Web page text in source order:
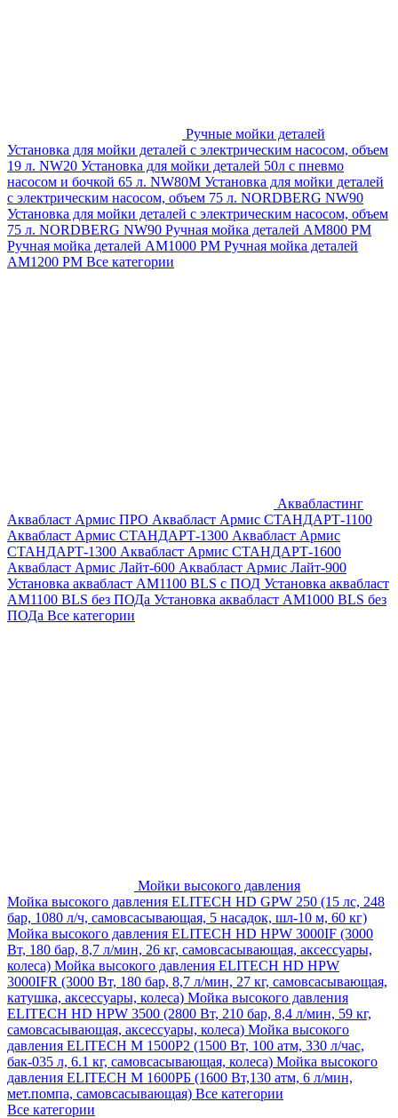
Ручные мойки деталей
Установка для мойки деталей с электрическим насосом, объем
19 л. NW20 Установка для мойки деталей 50л с пневмо
насосом и бочкой 65 л. NW80M Установка для мойки деталей
с электрическим насосом, объем 75 л. NORDBERG NW90
Установка для мойки деталей с электрическим насосом, объем
75 л. NORDBERG NW90 Ручная мойка деталей АМ800 РМ
Ручная мойка деталей АМ1000 РМ Ручная мойка деталей
АМ1200 РМ Все категории
Аквабластинг
Аквабласт Армис ПРО Аквабласт Армис СТАНДАРТ-1100
Аквабласт Армис СТАНДАРТ-1300 Аквабласт Армис
СТАНДАРТ-1300 Аквабласт Армис СТАНДАРТ-1600
Аквабласт Армис Лайт-600 Аквабласт Армис Лайт-900
Установка аквабласт AM1100 BLS с ПОД Установка аквабласт
AM1100 BLS без ПОДа Установка аквабласт AM1000 BLS без
ПОДа Все категории
Мойки высокого давления
Мойка высокого давления ELITECH HD GPW 250 (15 лс, 248
бар, 1080 л/ч, самовсасывающая, 5 насадок, шл-10 м, 60 кг)
Мойка высокого давления ELITECH HD HPW 3000IF (3000
Вт, 180 бар, 8,7 л/мин, 26 кг, самовсасывающая, аксессуары,
колеса) Мойка высокого давления ELITECH HD HPW
3000IFR (3000 Вт, 180 бар, 8,7 л/мин, 27 кг, самовсасывающая,
катушка, аксессуары, колеса) Мойка высокого давления
ELITECH HD HPW 3500 (2800 Вт, 210 бар, 8,4 л/мин, 59 кг,
самовсасывающая, аксессуары, колеса) Мойка высокого
давления ELITECH M 1500P2 (1500 Вт, 100 атм, 330 л/час,
бак-035 л, 6.1 кг, самовсасывающая, колеса) Мойка высокого
давления ELITECH М 1600РБ (1600 Вт,130 атм, 6 л/мин,
мет.помпа, самовсасывающая) Все категории
Все категории